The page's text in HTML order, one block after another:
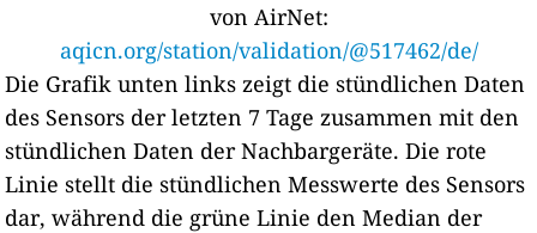
von AirNet:
aqicn.org/station/validation/@517462/de/
Die Grafik unten links zeigt die stündlichen Daten
des Sensors der letzten 7 Tage zusammen mit den
stündlichen Daten der Nachbargeräte. Die rote
Linie stellt die stündlichen Messwerte des Sensors
dar, während die grüne Linie den Median der